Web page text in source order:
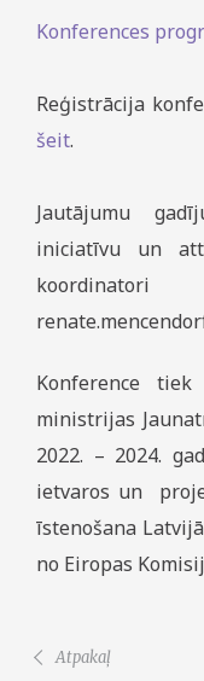
Konferences
Reģistrācija
šeit.
Jautājumu
iniciatīvu un
Konference
ministrijas
2022. – 2024.
ietvaros un
īstenošana
no Eiropas
Atpakaļ